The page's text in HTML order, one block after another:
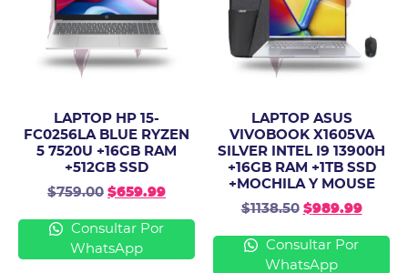
LAPTOP HP 15-
FC0256LA BLUE RYZEN
5 7520U +16GB RAM
+512GB SSD
$759.00 $659.99
Consultar Por
WhatsApp
LAPTOP ASUS
VIVOBOOK X1605VA
SILVER INTEL I9 13900H
+16GB RAM +1TB SSD
+MOCHILA Y MOUSE
$1138.50 $989.99
Consultar Por
WhatsApp